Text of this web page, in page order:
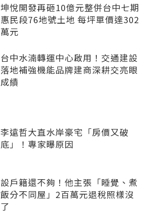
坤悅開發再砸10億元整併台中七期
惠民段76地號土地 每坪單價達302
萬元
台中水湳轉運中心啟用！交通建設
落地補強機能品牌建商深耕交亮眼
成績
李遠哲大直水岸豪宅「房價又破
底」！專家曝原因
設戶籍還不夠！他主張「睡覺、煮
飯分不同屋」2百萬元退稅照樣沒
了